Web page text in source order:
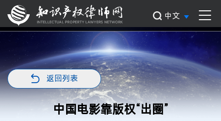
中文
返回列表
中国电影靠版权“出圈”